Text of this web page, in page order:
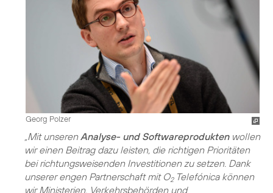
Georg Polzer
„Mit unserenAnalyse- und Softwareproduktenwollen
wir einen Beitrag dazu leisten, die richtigen Prioritäten
bei richtungsweisenden Investitionen zu setzen. Dank
unserer engen Partnerschaft mit O2Telefónica können
wir Ministerien, Verkehrsbehörden und